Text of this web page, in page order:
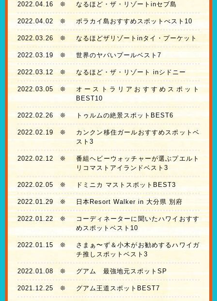
2022.04.16 ❊ なるほど・ザ・リゾートinセブ島
2022.04.02 ❊ ボラカイ島おすすめスポットべスト10
2022.03.26 ❊ なるほどザリゾートinタイ・プーケット
2022.03.19 ❊ 世界のヤバいプールベスト7
2022.03.12❊ なるほど・ザ・リゾート inシドニー
2022.03.05 ❊
オーストラリアおすすめスポット
BEST10
2022.02.26 ❊ トゥルムの絶景スポットBEST6
2022.02.19 ❊
カンクン移住ガールおすすめスポットベ
スト3
2022.02.12 ❊
番組ヘビーウォッチャーが選ぶプエルト
リコマストアイランドベスト3
2022.02.05 ❊ ドミニカ マストスポットBEST3
2022.01.29 ❊ 日本Resort Walker in 大分県 別府
2022.01.22❊
コーディネーターに聞いたハワイおすす
めスポットベスト10
2022.01.15 ❊
さまぁ〜ず＆小木がお勧めするハワイガ
チ推しスポットベスト3
2022.01.08❊ グアム 最強地元スポットSP
2021.12.25 ❊ グアム王道スポットBEST7